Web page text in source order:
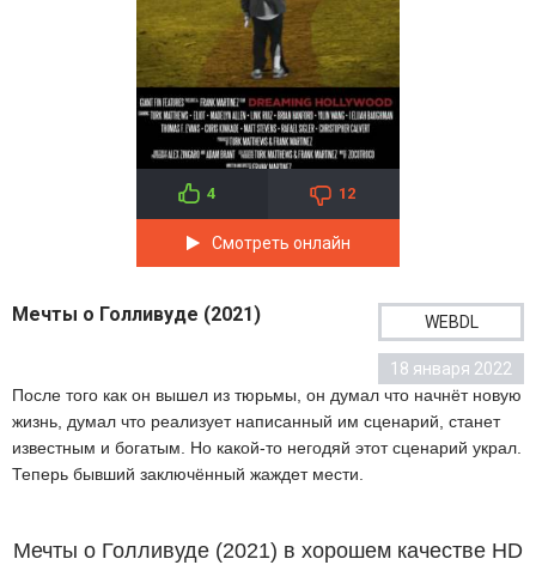
4 12
Смотреть онлайн
Мечты о Голливуде (2021) WEBDL
18 января 2022
После того как он вышел из тюрьмы, он думал что начнёт новую
жизнь, думал что реализует написанный им сценарий, станет
известным и богатым. Но какой-то негодяй этот сценарий украл.
Теперь бывший заключённый жаждет мести.
Мечты о Голливуде (2021) в хорошем качестве HD